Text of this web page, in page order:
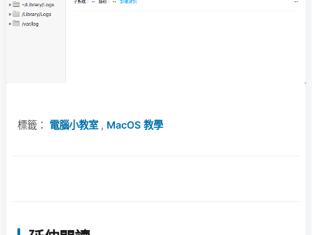
標籤： 電腦小教室, MacOS 教學